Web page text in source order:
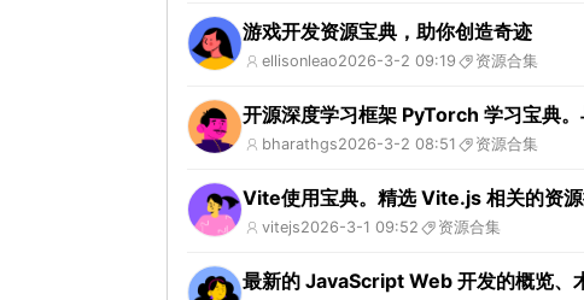
游戏开发资源宝典，助你创造奇迹
ellisonleao2026-3-2 09:19 资源合集
开源深度学习框架 PyTorch 学习宝典
bharathgs2026-3-2 08:51 资源合集
Vite使用宝典。精选 Vite.js 相关的资
vitejs2026-3-1 09:52 资源合集
最新的 JavaScript Web 开发的概览、